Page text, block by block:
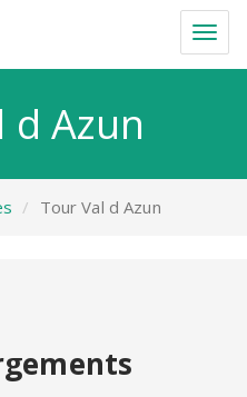
d Azun
Tour Val d Azun